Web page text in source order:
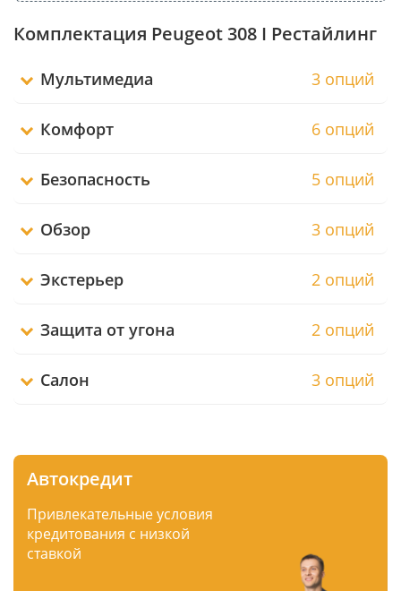
Комплектация Peugeot 308 I Рестайлинг
Мультимедиа 3 опций
Комфорт 6 опций
Безопасность 5 опций
Обзор 3 опций
Экстерьер 2 опций
Защита от угона 2 опций
Салон 3 опций
Автокредит
Привлекательные условия
кредитования с низкой
ставкой